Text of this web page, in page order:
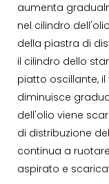
aumenta
nel cilindro
della piastra di
il cilindro dello
piatto oscillante,
diminuisce
dell'olio viene
di distribuzione
continua a
aspirato e